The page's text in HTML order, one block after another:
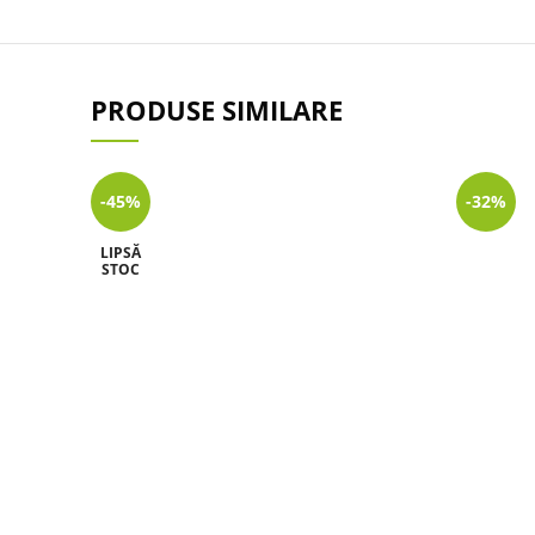
PRODUSE SIMILARE
-45%
LIPSĂ
STOC
-32%